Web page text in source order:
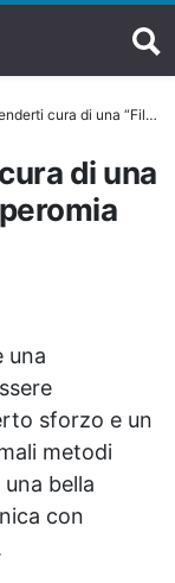
“Fila di tartarughe” o peperomia prostrata
di una
una
sforzo e un
metodi
bella
con